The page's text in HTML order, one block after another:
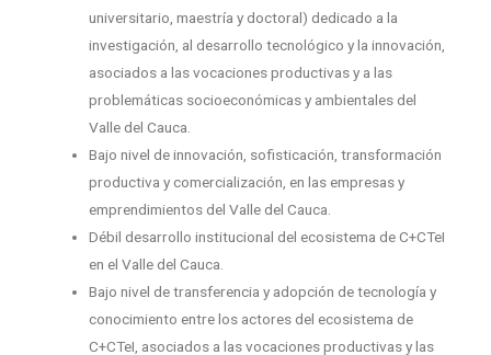
universitario, maestría y doctoral) dedicado a la
investigación, al desarrollo tecnológico y la innovación,
asociados a las vocaciones productivas y a las
problemáticas socioeconómicas y ambientales del
Valle del Cauca.
Bajo nivel de innovación, sofisticación, transformación
productiva y comercialización, en las empresas y
emprendimientos del Valle del Cauca.
Débil desarrollo institucional del ecosistema de C+CTeI
en el Valle del Cauca.
Bajo nivel de transferencia y adopción de tecnología y
conocimiento entre los actores del ecosistema de
C+CTeI, asociados a las vocaciones productivas y las